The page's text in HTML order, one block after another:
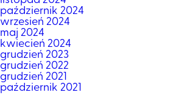
październik 2024
wrzesień 2024
maj 2024
kwiecień 2024
grudzień 2023
grudzień 2022
grudzień 2021
październik 2021